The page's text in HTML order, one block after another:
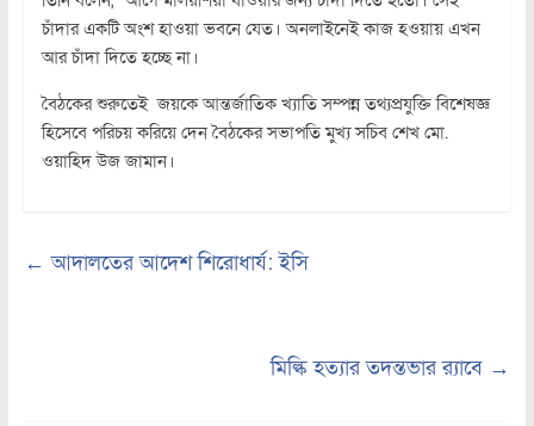
চাঁদার একটি অংশ হাওয়া ভবনে যেত। অনলাইনেই কাজ হওয়ায় এখন
আর চাঁদা দিতে হচ্ছে না।
বৈঠকের শুরুতেই জয়কে আন্তর্জাতিক খ্যাতি সম্পন্ন তথ্যপ্রযুক্তি বিশেষজ্ঞ
হিসেবে পরিচয় করিয়ে দেন বৈঠকের সভাপতি মুখ্য সচিব শেখ মো.
ওয়াহিদ উজ জামান।
← আদালতের আদেশ শিরোধার্য: ইসি
মিল্কি হত্যার তদন্তভার র‌্যাবে →